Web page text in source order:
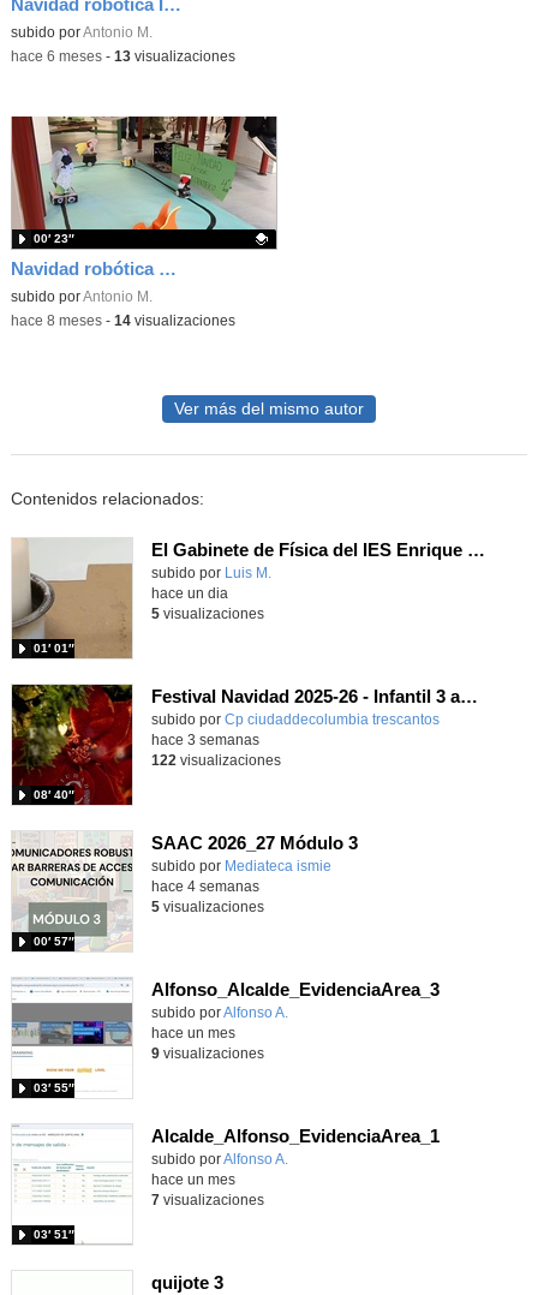
Contenido educativo.
subido porAntonio M.
-hace 6 meses- 13visualizaciones
Navidad robótica en el IES Pedro Salinas
Contenido educativo.
subido porAntonio M.
00′ 23″
-hace 8 meses- 14visualizaciones
Ver más del mismo autor
Contenidos relacionados:
El Gabinete de Física del IES Enrique Tierno Galván de Parla (Curso 25-26)
Contenido educativo.
subido por Luis M.
01′ 01″
hace un dia
5visualizaciones
Festival Navidad 2025-26 - Infantil 3 años
subido por Cp ciudaddecolumbia trescantos
08′ 40″
-
hace 3 semanas
122 visualizaciones
SAAC 2026_27 Módulo 3
subido por Mediateca ismie
00′ 57″
hace 4 semanas
5visualizaciones
Alfonso_Alcalde_EvidenciaArea_3
Contenido educativo.
subido porAlfonso A.
03′ 55″
hace un mes
9visualizaciones
Alcalde_Alfonso_EvidenciaArea_1
Contenido educativo.
subido porAlfonso A.
03′ 51″
hace un mes
7visualizaciones
quijote 3